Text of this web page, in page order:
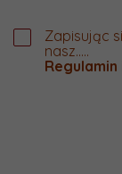
Zapisując
nasz.....
Regulamin